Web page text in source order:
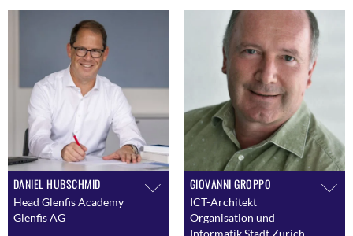
DANIEL HUBSCHMID
Head Glenfis Academy
Glenfis AG
GIOVANNI GROPPO
ICT-Architekt
Organisation und